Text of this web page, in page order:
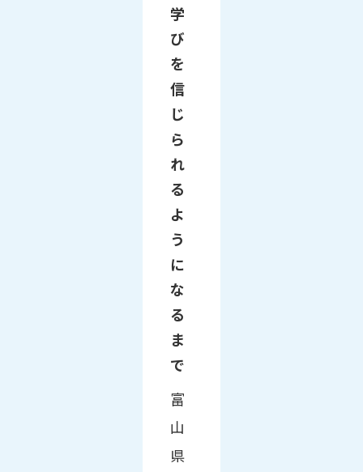
学
び
を
信
じ
ら
れ
る
よ
う
に
な
る
ま
で
富
山
県